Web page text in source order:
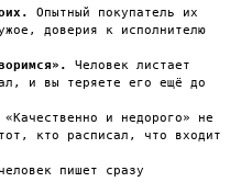
Опытный покупатель их
доверия к исполнителю
Человек листает
и вы теряете его ещё до
«Качественно и недорого» не
кто расписал, что входит
пишет сразу